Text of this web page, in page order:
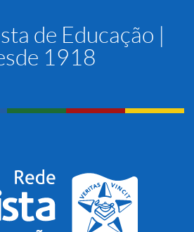
de Educação |
1918